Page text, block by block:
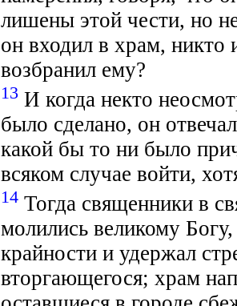
лишены этой чести, но
он входил в храм, никто
возбранил ему?
13 И когда некто
было сделано, он
какой бы то ни было
всяком случае войти,
14Тогда священники в
молились великому
крайности и удержал
вторгающегося; храм